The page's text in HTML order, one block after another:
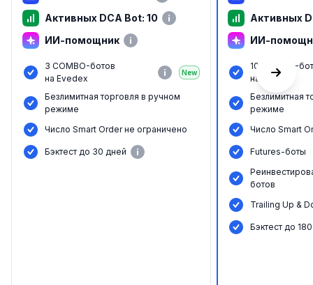
Активных DCA Bot: 10
ИИ-помощник
3 COMBO-ботов
на Evedex
New
Безлимитная торговля в ручном
режиме
Число Smart Order не ограничено
Бэктест до 30 дней
Активных
ИИ-
10 COMBO-
на Evedex
Безлимитная
режиме
Число Smart
Futures-боты
ботов
Trailing Up &
Бэктест до